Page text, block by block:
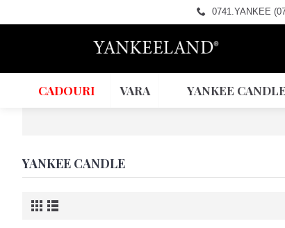
0741.YANKEE
CADOURI VARA YANKEE CANDLE
YANKEE CANDLE